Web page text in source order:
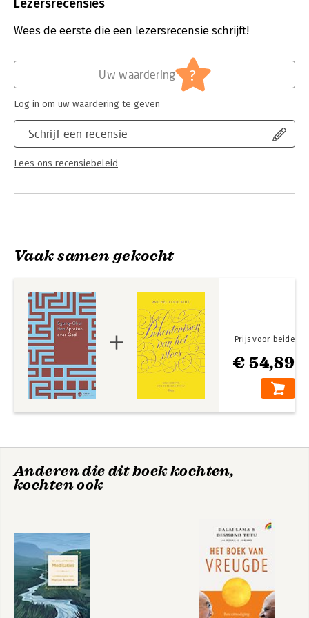
Verschijningsdatum:
8-1-2026
Lezersrecensies
Wees de eerste die een lezersrecensie schrijft!
Schrijf een recensie
Lees ons recensiebeleid
Uw waardering ?
Log in om uw waardering te geven
Vaak samen gekocht
€ 54,89
Prijs voor beide
Anderen die dit boek kochten,
kochten ook